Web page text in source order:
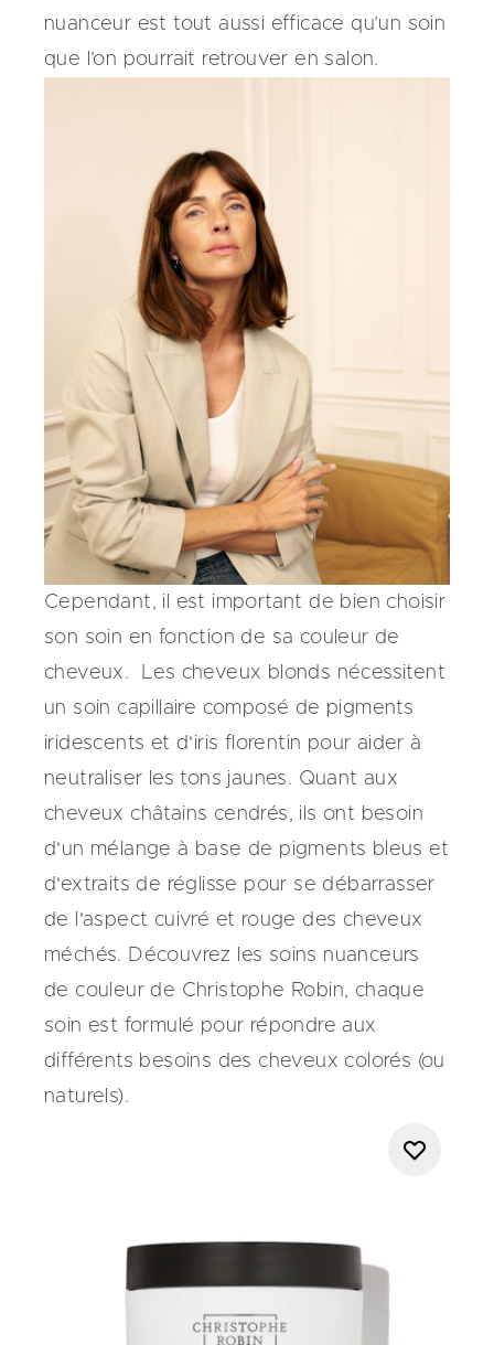
nuanceur est tout aussi efficace qu’un soin
que l’on pourrait retrouver en salon.
Cependant, il est important de bien choisir
son soin en fonction de sa couleur de
cheveux. Les cheveux blonds nécessitent
un soin capillaire composé de pigments
iridescents et d'iris florentin pour aider à
neutraliser les tons jaunes. Quant aux
cheveux châtains cendrés, ils ont besoin
d'un mélange à base de pigments bleus et
d'extraits de réglisse pour se débarrasser
de l'aspect cuivré et rouge des cheveux
méchés. Découvrez les soins nuanceurs
de couleur de Christophe Robin, chaque
soin est formulé pour répondre aux
différents besoins des cheveux colorés (ou
naturels).